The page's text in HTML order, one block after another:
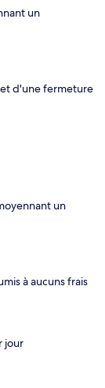
un
d'une fermeture
un
à aucuns frais
jour